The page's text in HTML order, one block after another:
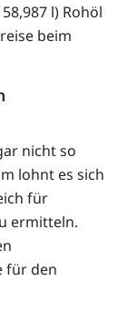
l) Rohöl
beim
nicht so
lohnt es sich
für
ermitteln.
für den